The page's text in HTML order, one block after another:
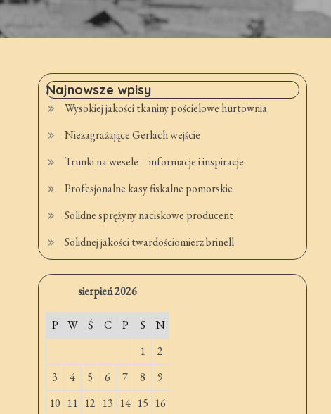
Najnowsze wpisy
Wysokiej jakości tkaniny pościelowe hurtownia
Niezagrażające Gerlach wejście
Trunki na wesele – informacje i inspiracje
Profesjonalne kasy fiskalne pomorskie
Solidne sprężyny naciskowe producent
Solidnej jakości twardościomierz brinell
sierpień 2026
P W Ś C P S
N
1
2
3
4 5 6 7 8
9
10 11 12 13 14 15 16